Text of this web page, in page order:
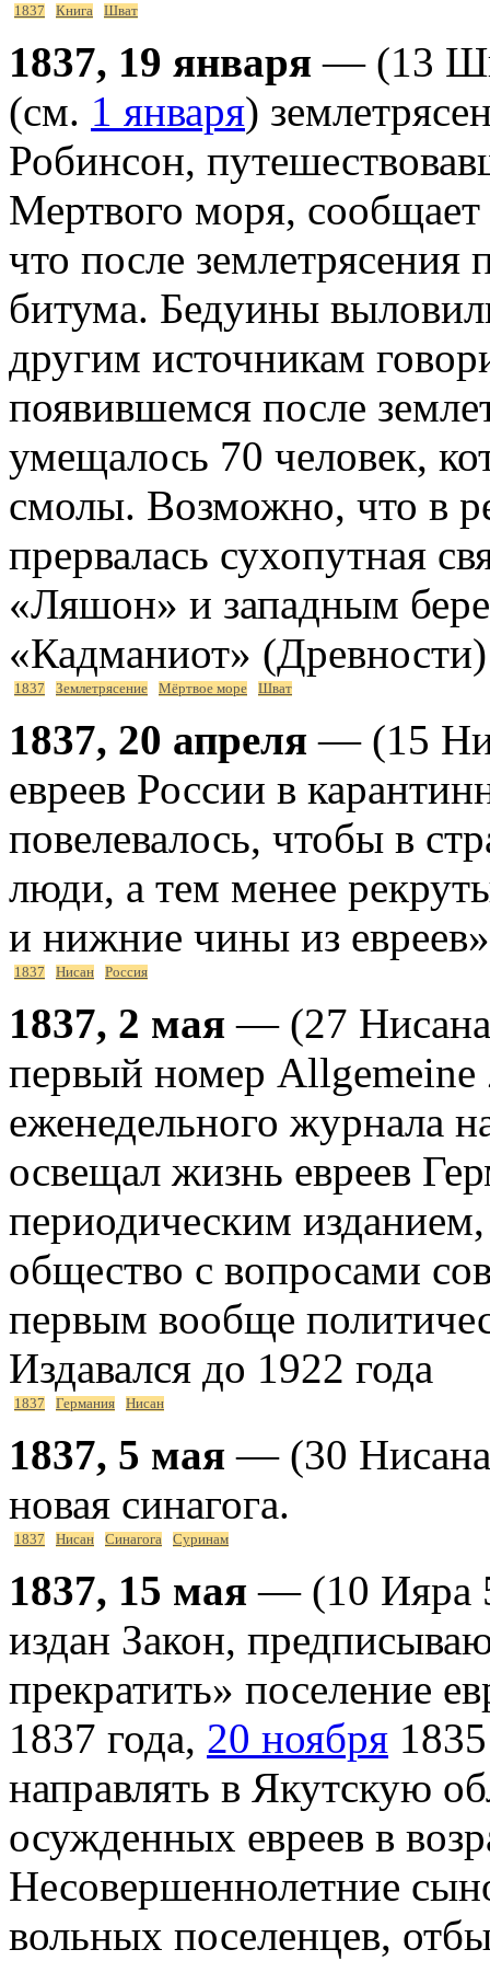
1837 Книга Шват
1837, 19 января — (13
(см. 1 января)
Робинсон,
Мертвого моря,
что после землетрясения
битума. Бедуины
другим источникам
появившемся после
умещалось 70 человек,
смолы. Возможно, что в
прервалась сухопутная
«Ляшон» и западным
«Кадманиот»
1837 Землетрясение Мёртвое море Шват
1837, 20 апреля — (15
евреев России в
повелевалось, чтобы в
люди, а тем менее
и нижние чины из
1837 Нисан Россия
1837, 2 мая — (27
первый номер
еженедельного журнала
освещал жизнь евреев
периодическим
общество с вопросами
первым вообще
Издавался до 1922 года
1837 Германия Нисан
1837, 5 мая — (30
новая синагога.
1837 Нисан Синагога Суринам
1837, 15 мая — (10 Ияра
издан Закон,
прекратить» поселение
1837 года, 20 ноября
направлять в Якутскую
осужденных евреев в
Несовершеннолетние
вольных поселенцев,